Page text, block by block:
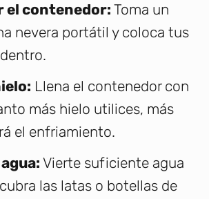
el contenedor: Toma un
nevera portátil y coloca tus
Llena el contenedor con
más hielo utilices, más
el enfriamiento.
Vierte suficiente agua
las latas o botellas de